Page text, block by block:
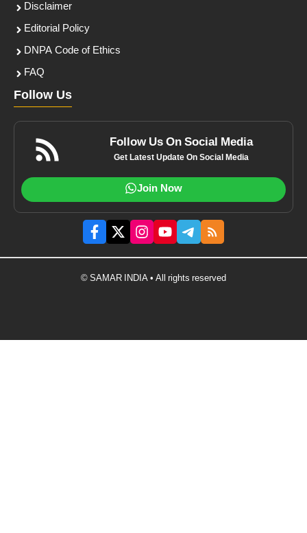
Disclaimer
Editorial Policy
DNPA Code of Ethics
FAQ
Follow Us
Follow Us On Social Media
Get Latest Update On Social Media
Join Now
© SAMAR INDIA • All rights reserved